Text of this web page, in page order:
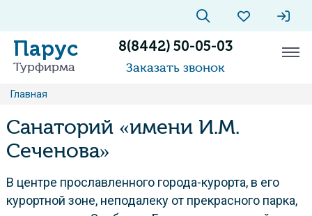
Парус
Турфирма
8(8442) 50-05-03
Заказать звонок
Главная
Санаторий «имени И.М.
Сеченова»
В центре прославленного города-курорта, в его
курортной зоне, неподалеку от прекрасного парка,